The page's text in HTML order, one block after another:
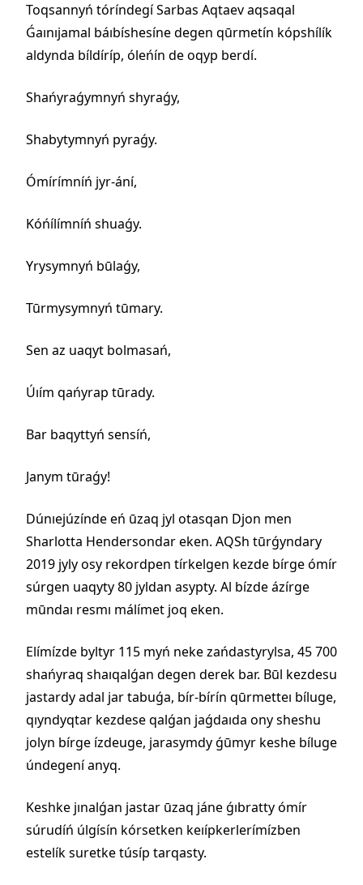
Toqsannyń tóríndegí Sarbas Aqtaev aqsaqal
Ǵaınıjamal báıbíshesíne degen qūrmetín kópshílík
aldynda bíldíríp, óleńín de oqyp berdí.
Shańyraǵymnyń shyraǵy,
Shabytymnyń pyraǵy.
Ómírímníń jyr-ání,
Kóńílímníń shuaǵy.
Yrysymnyń būlaǵy,
Tūrmysymnyń tūmary.
Sen az uaqyt bolmasań,
Úıím qańyrap tūrady.
Bar baqyttyń sensíń,
Janym tūraǵy!
Dúnıejúzínde eń ūzaq jyl otasqan Djon men
Sharlotta Hendersondar eken. AQSh tūrǵyndary
2019 jyly osy rekordpen tírkelgen kezde bírge ómír
súrgen uaqyty 80 jyldan asypty. Al bízde ázírge
mūndaı resmı málímet joq eken.
Elímízde byltyr 115 myń neke zańdastyrylsa, 45 700
shańyraq shaıqalǵan degen derek bar. Būl kezdesu
jastardy adal jar tabuǵa, bír-bírín qūrmetteı bíluge,
qıyndyqtar kezdese qalǵan jaǵdaıda ony sheshu
jolyn bírge ízdeuge, jarasymdy ǵūmyr keshe bíluge
úndegení anyq.
Keshke jınalǵan jastar ūzaq jáne ǵıbratty ómír
súrudíń úlgísín kórsetken keıípkerlerímízben
estelík suretke túsíp tarqasty.